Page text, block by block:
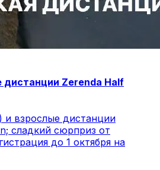
дистанции Zerenda Half
и взрослые дистанции
сладкий сюрприз от
до 1 октября на